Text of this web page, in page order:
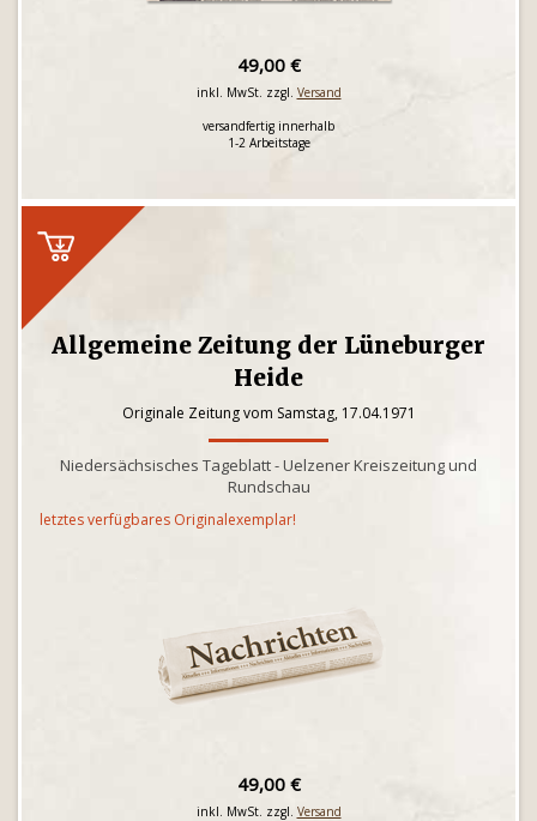
49,00 €
inkl. MwSt. zzgl. Versand
versandfertig innerhalb
1-2 Arbeitstage
Allgemeine Zeitung der Lüneburger
Heide
Originale Zeitung vom Samstag, 17.04.1971
Niedersächsisches Tageblatt - Uelzener Kreiszeitung und
Rundschau
letztes verfügbares Originalexemplar!
49,00 €
inkl. MwSt. zzgl. Versand